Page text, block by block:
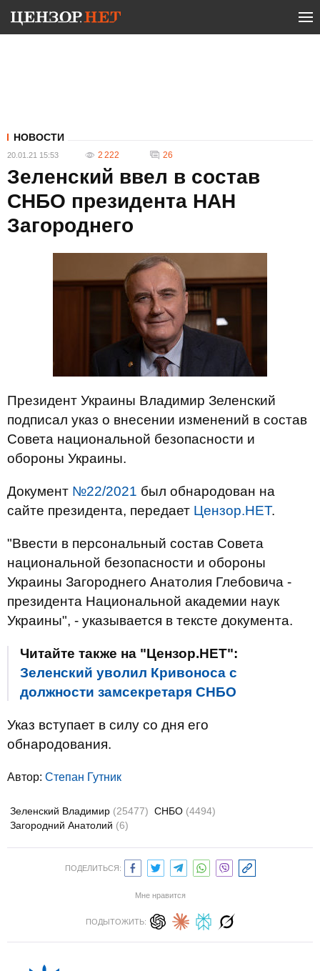
НОВОСТИ
20.01.21 15:53 2 222 26
Зеленский ввел в состав
СНБО президента НАН
Загороднего
Президент Украины Владимир Зеленский
подписал указ о внесении изменений в состав
Совета национальной безопасности и
обороны Украины.
Документ №22/2021 был обнародован на
сайте президента, передает Цензор.НЕТ.
"Ввести в персональный состав Совета
национальной безопасности и обороны
Украины Загороднего Анатолия Глебовича -
президента Национальной академии наук
Украины", - указывается в тексте документа.
Читайте также на "Цензор.НЕТ":
Зеленский уволил Кривоноса с
должности замсекретаря СНБО
Указ вступает в силу со дня его
обнародования.
Автор: Степан Гутник
Зеленский Владимир (25477) СНБО (4494)
Загородний Анатолий (6)
ПОДЕЛИТЬСЯ:
Мне нравится
ПОДЫТОЖИТЬ: